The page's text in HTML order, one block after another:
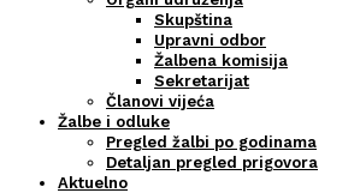
Skupština
Upravni odbor
Žalbena komisija
Sekretarijat
Članovi vijeća
Žalbe i odluke
Pregled žalbi po godinama
Detaljan pregled prigovora
Aktuelno